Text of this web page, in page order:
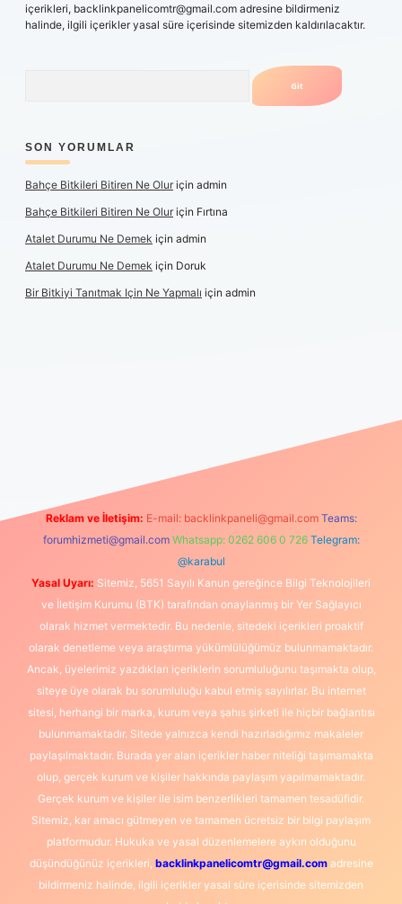
içerikleri, backlinkpanelicomtr@gmail.com adresine bildirmeniz
halinde, ilgili içerikler yasal süre içerisinde sitemizden kaldırılacaktır.
SON YORUMLAR
Bahçe Bitkileri Bitiren Ne Oluriçin admin
Bahçe Bitkileri Bitiren Ne Oluriçin Fırtına
Atalet Durumu Ne Demek için admin
Atalet Durumu Ne Demek için Doruk
Bir Bitkiyi Tanıtmak Için Ne Yapmalı için admin
Reklam ve İletişim: E-mail: backlinkpaneli@gmail.com Teams:
forumhizmeti@gmail.com Whatsapp: 0262 606 0 726 Telegram:
@karabul
Yasal Uyarı: Sitemiz, 5651 Sayılı Kanun gereğince Bilgi Teknolojileri
ve İletişim Kurumu (BTK) tarafından onaylanmış bir Yer Sağlayıcı
olarak hizmet vermektedir. Bu nedenle, sitedeki içerikleri proaktif
olarak denetleme veya araştırma yükümlülüğümüz bulunmamaktadır.
Ancak, üyelerimiz yazdıkları içeriklerin sorumluluğunu taşımakta olup,
siteye üye olarak bu sorumluluğu kabul etmiş sayılırlar. Bu internet
sitesi, herhangi bir marka, kurum veya şahıs şirketi ile hiçbir bağlantısı
bulunmamaktadır. Sitede yalnızca kendi hazırladığımız makaleler
paylaşılmaktadır. Burada yer alan içerikler haber niteliği taşımamakta
olup, gerçek kurum ve kişiler hakkında paylaşım yapılmamaktadır.
Gerçek kurum ve kişiler ile isim benzerlikleri tamamen tesadüfidir.
Sitemiz, kar amacı gütmeyen ve tamamen ücretsiz bir bilgi paylaşım
platformudur. Hukuka ve yasal düzenlemelere aykırı olduğunu
düşündüğünüz içerikleri, backlinkpanelicomtr@gmail.comadresine
bildirmeniz halinde, ilgili içerikler yasal süre içerisinde sitemizden